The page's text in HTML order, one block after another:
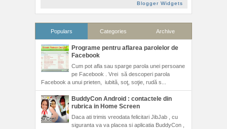
Blogger Widgets
Populars Categories Archive
Programe pentru aflarea parolelor de
Facebook
Cum pot afla sau sparge parola unei persoane
pe Facebook . Vrei să descoperi parola
Facebook a unui prieten, iubită, soţ, soţie, rudă s...
BuddyCon Android : contactele din
rubrica in Home Screen
Daca ati trimis vreodata felicitari JibJab , cu
siguranta va va placea si aplicatia BuddyCon ,